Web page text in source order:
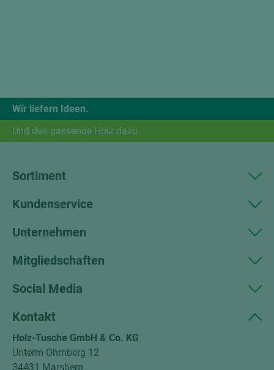
Wir liefern Ideen.
Und das passende Holz dazu.
Sortiment
Kundenservice
Unternehmen
Mitgliedschaften
Social Media
Kontakt
Holz-Tusche GmbH & Co. KG
Unterm Ohmberg 12
34431 Marsberg